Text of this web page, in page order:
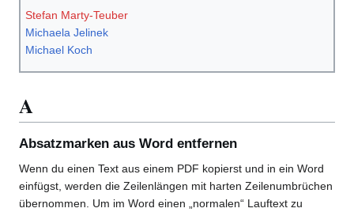
Stefan Marty-Teuber
Michaela Jelinek
Michael Koch
A
Absatzmarken aus Word entfernen
Wenn du einen Text aus einem PDF kopierst und in ein Word
einfügst, werden die Zeilenlängen mit harten Zeilenumbrüchen
übernommen. Um im Word einen „normalen“ Lauftext zu